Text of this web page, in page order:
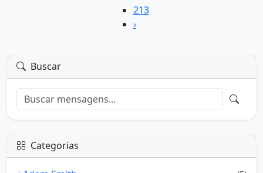
213
›
Buscar
Categorias